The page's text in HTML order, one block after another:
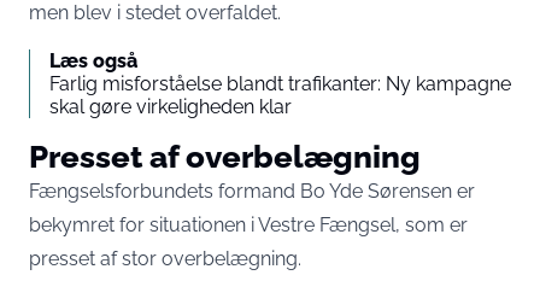
men blev i stedet overfaldet.
Læs også
Farlig misforståelse blandt trafikanter: Ny kampagne
skal gøre virkeligheden klar
Presset af overbelægning
Fængselsforbundets formand Bo Yde Sørensen er
bekymret for situationen i Vestre Fængsel, som er
presset af stor overbelægning.